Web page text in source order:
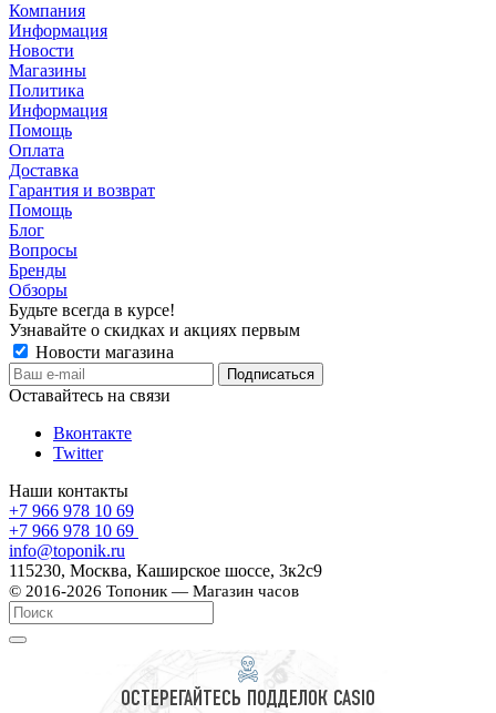
Компания
Информация
Новости
Магазины
Политика
Информация
Помощь
Оплата
Доставка
Гарантия и возврат
Помощь
Блог
Вопросы
Бренды
Обзоры
Будьте всегда в курсе!
Узнавайте о скидках и акциях первым
Новости магазина
Оставайтесь на связи
Вконтакте
Twitter
Наши контакты
+7 966 978 10 69
+7 966 978 10 69
info@toponik.ru
115230, Москва, Каширское шоссе, 3к2с9
© 2016-2026 Топоник — Магазин часов
ОСТЕРЕГАЙТЕСЬ ПОДДЕЛОК CASIO